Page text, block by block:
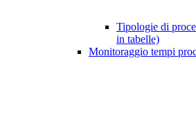
Tipologie di
in tabelle)
Monitoraggio tempi